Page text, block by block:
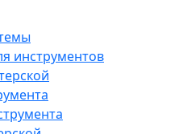
инструментов